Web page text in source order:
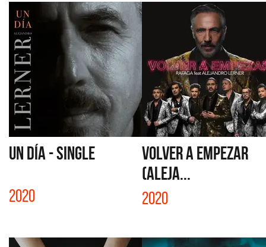
UN DÍA - SINGLE
2020
VOLVER A EMPEZAR
(ALEJA...
2020